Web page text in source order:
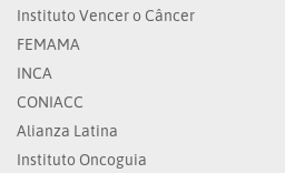
Instituto Vencer o Câncer
FEMAMA
INCA
CONIACC
Alianza Latina
Instituto Oncoguia